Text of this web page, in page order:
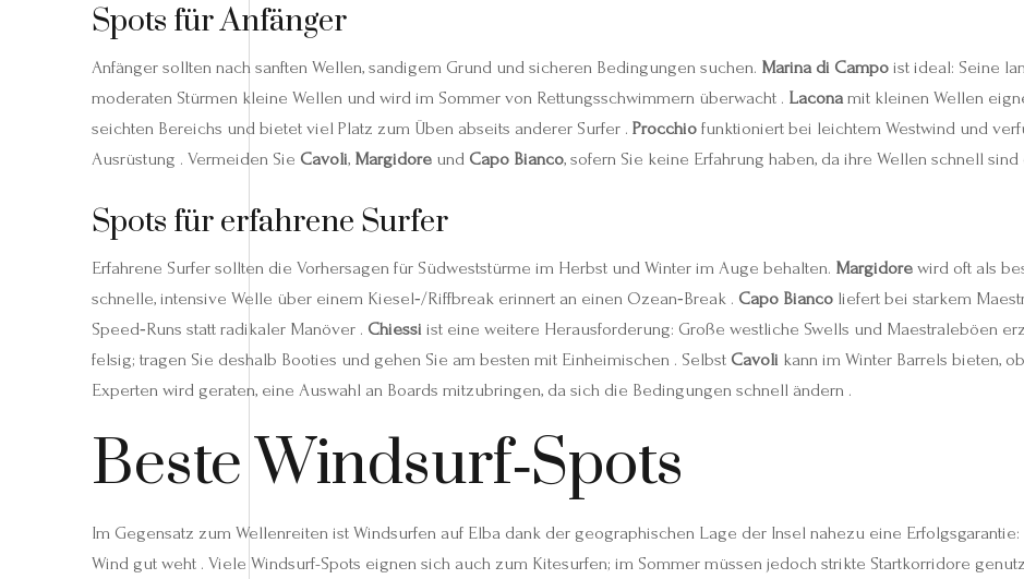
Spots für Anfänger
Anfänger sollten nach sanften Wellen, sandigem Grund und sicheren Bedingungen suchen. Marina di Campo ist ideal: Seine
moderaten Stürmen kleine Wellen und wird im Sommer von Rettungsschwimmern überwacht . Lacona mit kleinen Wellen
seichten Bereichs und bietet viel Platz zum Üben abseits anderer Surfer . Procchio funktioniert bei leichtem Westwind und
Ausrüstung . Vermeiden Sie Cavoli, Margidore und Capo Bianco, sofern Sie keine Erfahrung haben, da ihre Wellen schnell
Spots für erfahrene Surfer
Erfahrene Surfer sollten die Vorhersagen für Südweststürme im Herbst und Winter im Auge behalten. Margidore wird oft als
schnelle, intensive Welle über einem Kiesel‑/Riffbreak erinnert an einen Ozean‑Break . Capo Bianco liefert bei starkem
Speed‑Runs statt radikaler Manöver . Chiessi ist eine weitere Herausforderung: Große westliche Swells und Maestraleböen
felsig; tragen Sie deshalb Booties und gehen Sie am besten mit Einheimischen . Selbst Cavoli kann im Winter Barrels bieten,
Experten wird geraten, eine Auswahl an Boards mitzubringen, da sich die Bedingungen schnell ändern .
Beste Windsurf‑Spots
Im Gegensatz zum Wellenreiten ist Windsurfen auf Elba dank der geographischen Lage der Insel nahezu eine
Wind gut weht . Viele Windsurf-Spots eignen sich auch zum Kitesurfen; im Sommer müssen jedoch strikte Startkorridore